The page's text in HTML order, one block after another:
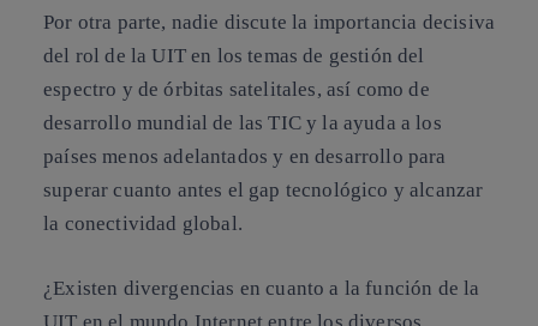
Por otra parte, nadie discute la importancia decisiva
del rol de la UIT en los temas de gestión del
espectro y de órbitas satelitales, así como de
desarrollo mundial de las TIC y la ayuda a los
países menos adelantados y en desarrollo para
superar cuanto antes el gap tecnológico y alcanzar
la conectividad global.
¿Existen divergencias en cuanto a la función de la
UIT en el mundo Internet entre los diversos